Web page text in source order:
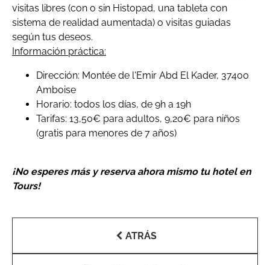
visitas libres (con o sin Histopad, una tableta con
sistema de realidad aumentada) o visitas guiadas
según tus deseos.
Información práctica:
Dirección: Montée de l'Emir Abd El Kader, 37400
Amboise
Horario: todos los días, de 9h a 19h
Tarifas: 13,50€ para adultos, 9,20€ para niños
(gratis para menores de 7 años)
¡No esperes más y reserva ahora mismo tu hotel en
Tours!
ATRÁS